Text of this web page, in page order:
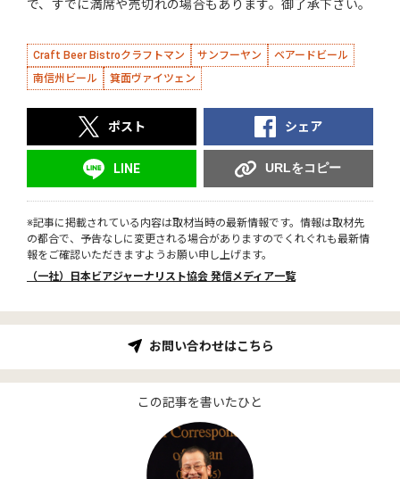
で、すでに満席や売切れの場合もあります。御了承下さい。
Craft Beer Bistroクラフトマン サンフーヤン
ベアードビール
南信州ビール
箕面ヴァイツェン
ポスト シェア
LINE URLをコピー
※記事に掲載されている内容は取材当時の最新情報です。情報は取材先
の都合で、予告なしに変更される場合がありますのでくれぐれも最新情
報をご確認いただきますようお願い申し上げます。
（一社）日本ビアジャーナリスト協会 発信メディア一覧
お問い合わせはこちら
この記事を書いたひと